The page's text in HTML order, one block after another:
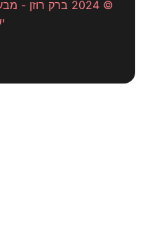
© 2024 ברק